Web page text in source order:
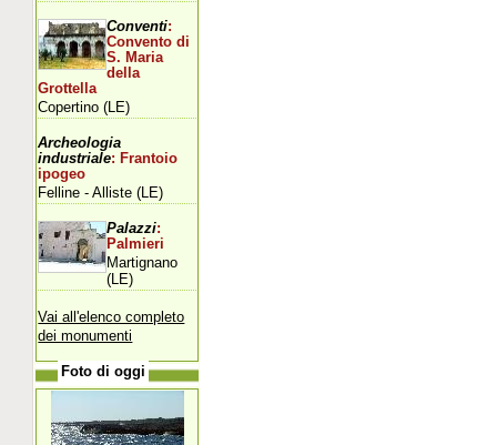
Conventi:
Convento di
S. Maria
della
Grottella
Copertino (LE)
Archeologia
industriale: Frantoio
ipogeo
Felline - Alliste (LE)
Palazzi:
Palmieri
Martignano
(LE)
Vai all'elenco completo
dei monumenti
Foto di oggi